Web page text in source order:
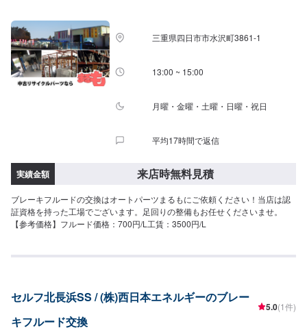
三重県四日市市水沢町3861-1
13:00 ~ 15:00
月曜・金曜・土曜・日曜・祝日
平均17時間で返信
実績金額 来店時無料見積
ブレーキフルードの交換はオートパーツまるもにご依頼ください！当店は認
証資格を持った工場でございます。足回りの整備もお任せくださいませ。
【参考価格】フルード価格：700円/L工賃：3500円/L
セルフ北長浜SS / (株)西日本エネルギーのブレー
キフルード交換
5.0(1件)